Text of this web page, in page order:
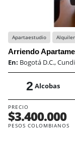
Apartaestudio Alquiler
Arriendo
En: Bogotá D.C.,
2 Alcobas
PRECIO
$3.400.000
PESOS COLOMBIANOS